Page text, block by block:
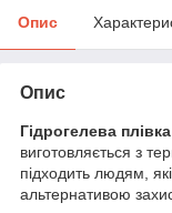
Опис
Опис
Гідрогелева
виготовляється з
підходить людям,
альтернативою